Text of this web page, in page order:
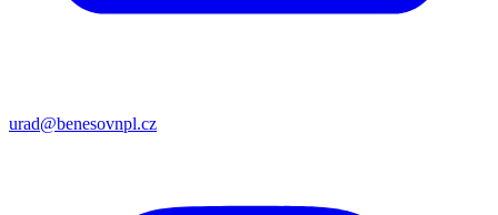
urad@benesovnpl.cz